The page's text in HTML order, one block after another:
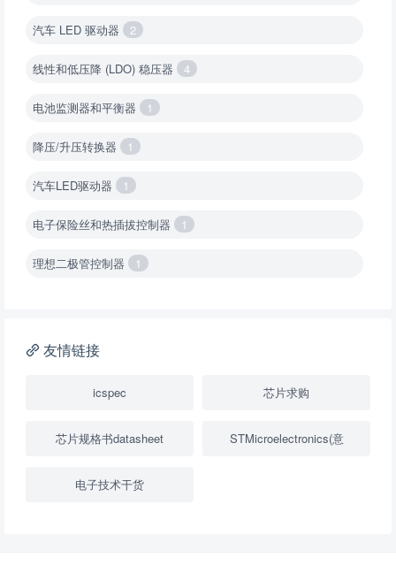
汽车 LED 驱动器 2
线性和低压降 (LDO) 稳压器 4
电池监测器和平衡器 1
降压/升压转换器 1
汽车LED驱动器 1
电子保险丝和热插拔控制器 1
理想二极管控制器 1
降压转换器（继承开关）
USB隔离器 1
友情链接
icspec 芯片求购
芯片规格书datasheet STMicroelectronics(意
电子技术干货